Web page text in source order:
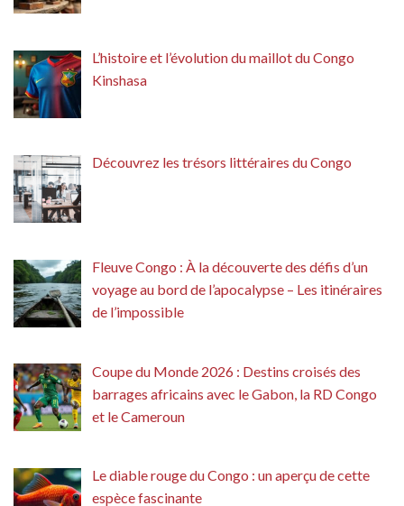
L’histoire et l’évolution du maillot du Congo
Kinshasa
Découvrez les trésors littéraires du Congo
Fleuve Congo : À la découverte des défis d’un
voyage au bord de l’apocalypse – Les itinéraires
de l’impossible
Coupe du Monde 2026 : Destins croisés des
barrages africains avec le Gabon, la RD Congo
et le Cameroun
Le diable rouge du Congo : un aperçu de cette
espèce fascinante